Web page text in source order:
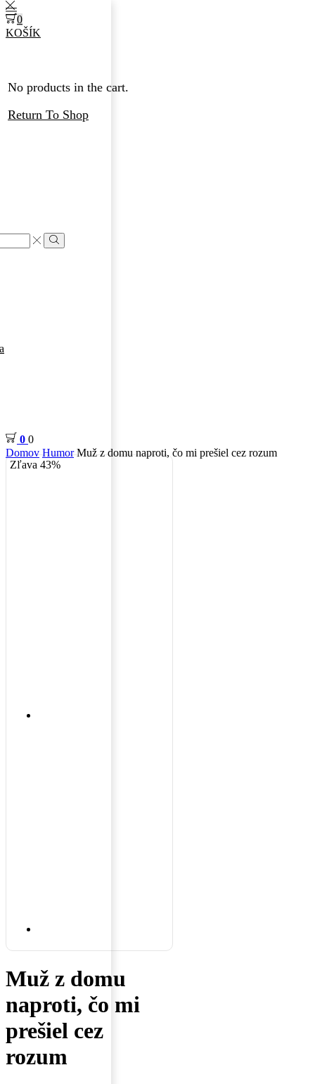
Search
0 0
0
KOŠÍK
No products in the cart.
Return To Shop
Domov Humor Muž z domu naproti, čo mi prešiel cez rozum
Zľava 43%
Muž z domu
naproti, čo mi
prešiel cez
rozum